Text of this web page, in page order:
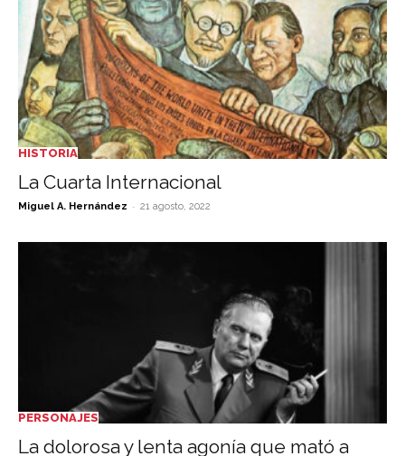
HISTORIA
La Cuarta Internacional
Miguel A. Hernández - 21 agosto, 2022
PERSONAJES
La dolorosa y lenta agonía que mató a